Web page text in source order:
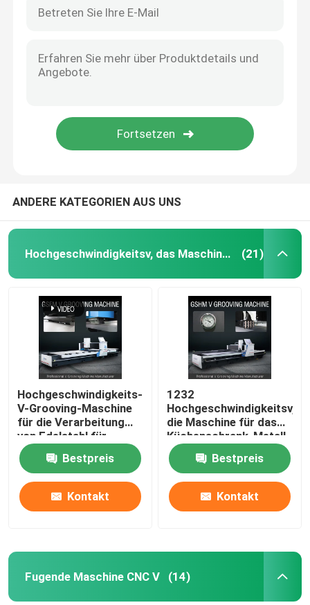
ANDERE KATEGORIEN AUS UNS
Hochgeschwindigkeitsv, das Maschine fugt (21)
Hochgeschwindigkeits-
V-Grooving-Maschine
für die Verarbeitung
von Edelstahl für
Wohnkultur
Bestpreis
Kontakt
1232
Hochgeschwindigkeitsv,
die Maschine für das
Küchenschrank-Metall
fugt Maschine fugen
Bestpreis
Kontakt
Fugende Maschine CNC V (14)